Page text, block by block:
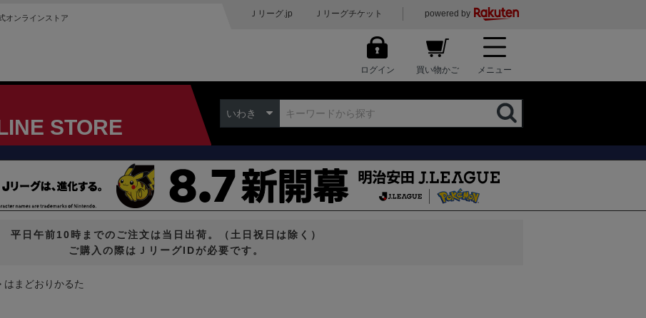
オンラインストア Ｊリーグ.jp Ｊリーグチケット powered by
ログイン 買い物かご メニュー
STORE
いわき
平日午前10時までのご注文は当日出荷。（土日祝日は除く）
ご購入の際はＪリーグIDが必要です。
はまどおりかるた